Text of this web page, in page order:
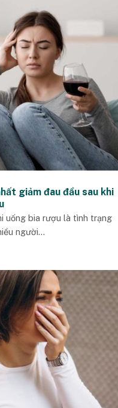
giảm đau đầu sau khi
uống bia rượu là tình trạng
người...